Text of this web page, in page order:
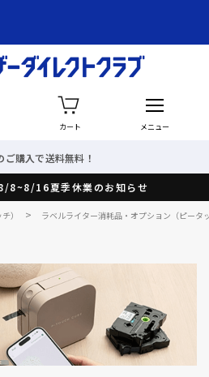
カート メニュー
8~8/16夏季休業のお知らせ
） > ラベルライター消耗品・オプション（ピータ